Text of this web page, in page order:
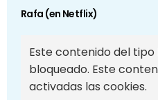
Rafa (en Netflix)
Este contenido del tipo
bloqueado. Este
activadas las cookies.